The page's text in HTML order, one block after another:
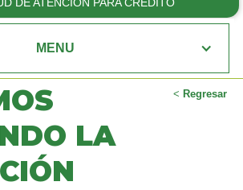
DE ATENCIÓN PARA CRÉDITO
MENU
< Regresar
LA